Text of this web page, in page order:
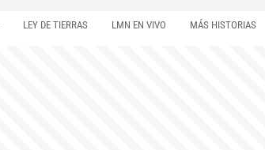
LEY DE TIERRAS LMN EN VIVO MÁS HISTORIAS